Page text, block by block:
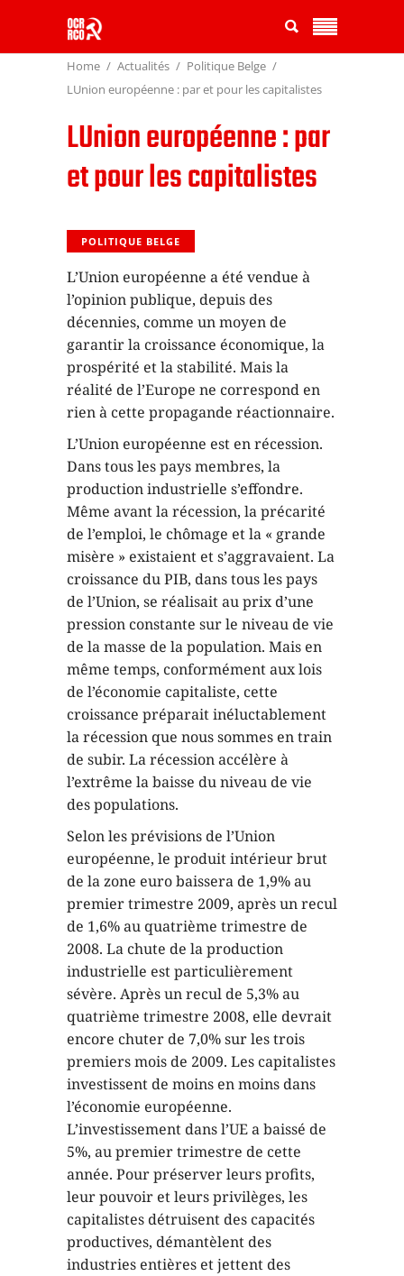
Home Actualités
Politique Belge
LUnion européenne : par et pour les capitalistes
LUnion européenne : par
et pour les capitalistes
POLITIQUE BELGE
L’Union européenne a été vendue à
l’opinion publique, depuis des
décennies, comme un moyen de
garantir la croissance économique, la
prospérité et la stabilité. Mais la
réalité de l’Europe ne correspond en
rien à cette propagande réactionnaire.
L’Union européenne est en récession.
Dans tous les pays membres, la
production industrielle s’effondre.
Même avant la récession, la précarité
de l’emploi, le chômage et la « grande
misère » existaient et s’aggravaient. La
croissance du PIB, dans tous les pays
de l’Union, se réalisait au prix d’une
pression constante sur le niveau de vie
de la masse de la population. Mais en
même temps, conformément aux lois
de l’économie capitaliste, cette
croissance préparait inéluctablement
la récession que nous sommes en train
de subir. La récession accélère à
l’extrême la baisse du niveau de vie
des populations.
Selon les prévisions de l’Union
européenne, le produit intérieur brut
de la zone euro baissera de 1,9% au
premier trimestre 2009, après un recul
de 1,6% au quatrième trimestre de
2008. La chute de la production
industrielle est particulièrement
sévère. Après un recul de 5,3% au
quatrième trimestre 2008, elle devrait
encore chuter de 7,0% sur les trois
premiers mois de 2009. Les capitalistes
investissent de moins en moins dans
l’économie européenne.
L’investissement dans l’UE a baissé de
5%, au premier trimestre de cette
année. Pour préserver leurs profits,
leur pouvoir et leurs privilèges, les
capitalistes détruisent des capacités
productives, démantèlent des
industries entières et jettent des